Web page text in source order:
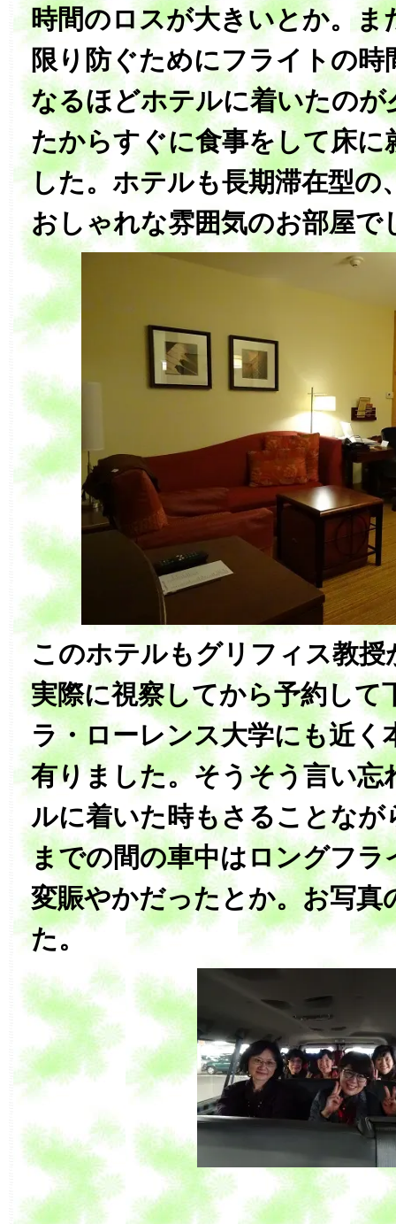
時間のロスが大きいとか。ま
限り防ぐためにフライトの
なるほどホテルに着いたのが
たからすぐに食事をして床に
した。ホテルも長期滞在型の
おしゃれな雰囲気のお部屋で
このホテルもグリフィス教
実際に視察してから予約して
ラ・ローレンス大学にも近く
有りました。そうそう言い忘
ルに着いた時もさることなが
までの間の車中はロングフラ
変賑やかだったとか。お写真
た。